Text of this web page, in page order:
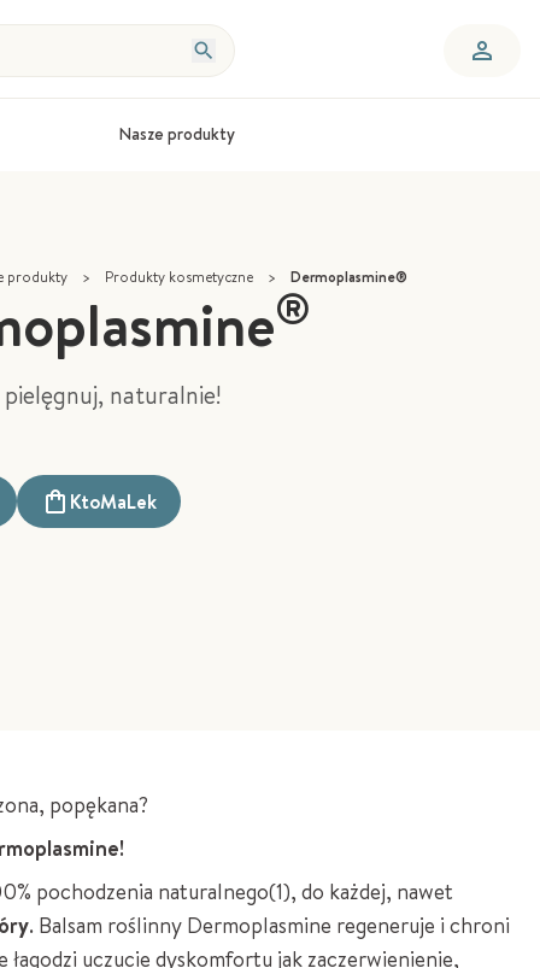
Nasze produkty
produkty > Produkty kosmetyczne > Dermoplasmine®
®
naturalnie!
KtoMaLek
popękana?
pochodzenia naturalnego(1), do każdej, nawet
. Balsam roślinny Dermoplasmine regeneruje i chroni
łagodzi uczucie dyskomfortu jak zaczerwienienie,